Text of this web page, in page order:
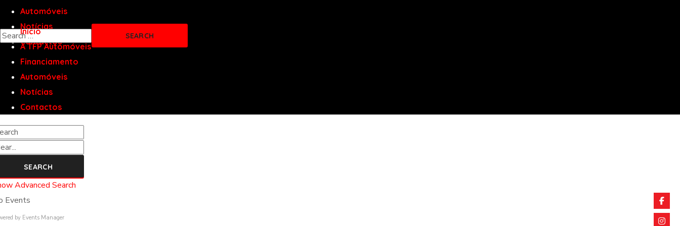
Automóveis
Notícias
Contactos
Início
A TFP Automóveis
Financiamento
Automóveis
Notícias
Contactos
SEARCH
Advanced Search
Events
by Events Manager